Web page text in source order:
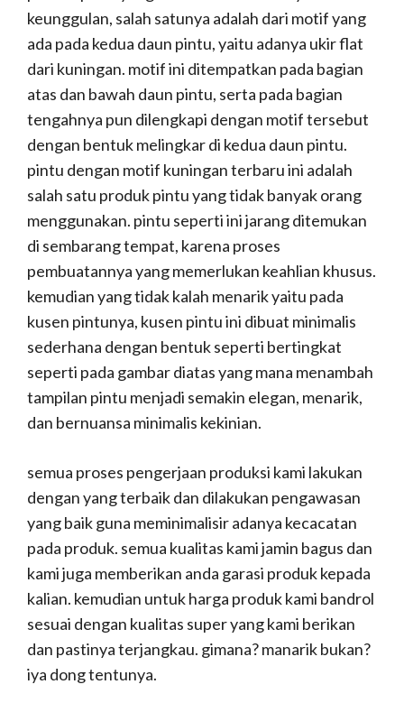
keunggulan, salah satunya adalah dari motif yang
ada pada kedua daun pintu, yaitu adanya ukir flat
dari kuningan. motif ini ditempatkan pada bagian
atas dan bawah daun pintu, serta pada bagian
tengahnya pun dilengkapi dengan motif tersebut
dengan bentuk melingkar di kedua daun pintu.
pintu dengan motif kuningan terbaru ini adalah
salah satu produk pintu yang tidak banyak orang
menggunakan. pintu seperti ini jarang ditemukan
di sembarang tempat, karena proses
pembuatannya yang memerlukan keahlian khusus.
kemudian yang tidak kalah menarik yaitu pada
kusen pintunya, kusen pintu ini dibuat minimalis
sederhana dengan bentuk seperti bertingkat
seperti pada gambar diatas yang mana menambah
tampilan pintu menjadi semakin elegan, menarik,
dan bernuansa minimalis kekinian.
semua proses pengerjaan produksi kami lakukan
dengan yang terbaik dan dilakukan pengawasan
yang baik guna meminimalisir adanya kecacatan
pada produk. semua kualitas kami jamin bagus dan
kami juga memberikan anda garasi produk kepada
kalian. kemudian untuk harga produk kami bandrol
sesuai dengan kualitas super yang kami berikan
dan pastinya terjangkau. gimana? manarik bukan?
iya dong tentunya.